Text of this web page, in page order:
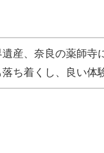
産、奈良の薬師寺
ち着くし、良い体